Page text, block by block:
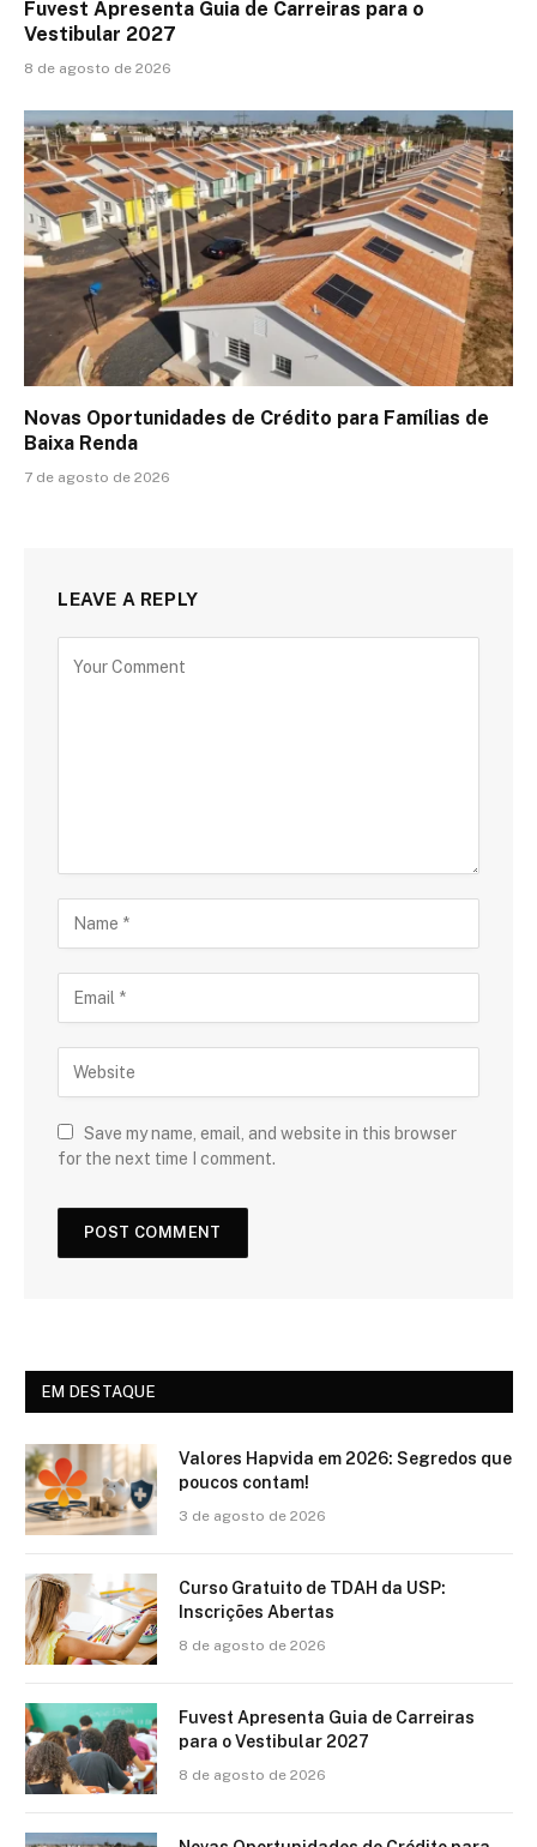
Fuvest Apresenta Guia de Carreiras para o
Vestibular 2027
8 de agosto de 2026
Novas Oportunidades de Crédito para Famílias de
Baixa Renda
7 de agosto de 2026
LEAVE A REPLY
Save my name, email, and website in this browser
for the next time I comment.
EM DESTAQUE
Valores Hapvida em 2026: Segredos que
poucos contam!
3 de agosto de 2026
Curso Gratuito de TDAH da USP:
Inscrições Abertas
8 de agosto de 2026
Fuvest Apresenta Guia de Carreiras
para o Vestibular 2027
8 de agosto de 2026